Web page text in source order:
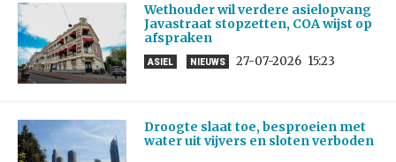
Wethouder wil verdere asielopvang
Javastraat stopzetten, COA wijst op
afspraken
ASIEL NIEUWS 27-07-2026 15:23
Droogte slaat toe, besproeien met
water uit vijvers en sloten verboden